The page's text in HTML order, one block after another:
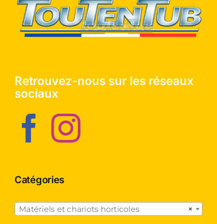
Retrouvez-nous sur les réseaux
sociaux
Catégories
×
Matériels et chariots horticoles